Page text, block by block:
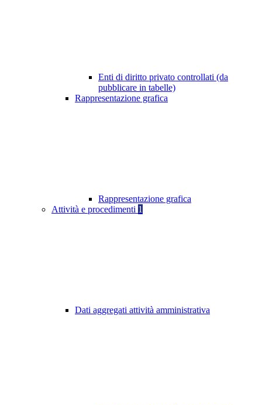
Enti di diritto privato controllati (da
pubblicare in tabelle)
Rappresentazione grafica
Rappresentazione grafica
Attività e procedimenti 1
Dati aggregati attività amministrativa